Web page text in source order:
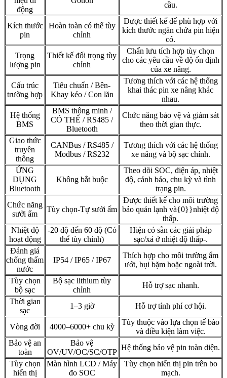
động
cầu.
Kích thước
pin
Hoàn toàn có thể tùy
chỉnh
Được thiết kế để phù hợp với
kích thước ngăn chứa pin hiện
có.
Trọng
lượng pin
Thiết kế đối trọng tùy
chỉnh
Chấn lưu tích hợp tùy chọn
cho các yêu cầu về độ ổn định
của xe nâng.
Cấu trúc
trường hợp
Tiêu chuẩn / Bên-
Khay kéo / Con lăn
Tương thích với các hệ thống
khai thác pin xe nâng khác
nhau.
Hệ thống
BMS
BMS thông minh /
CÓ THỂ / RS485 /
Bluetooth
Chức năng bảo vệ và giám sát
theo thời gian thực.
Giao thức
truyền
thông
CANBus / RS485 /
Modbus / RS232
Tương thích với các hệ thống
xe nâng và bộ sạc chính.
ỨNG
DỤNG
Bluetooth
Không bắt buộc
Theo dõi SOC, điện áp, nhiệt
độ, cảnh báo, chu kỳ và tình
trạng pin.
Chức năng
sưởi ấm
Tùy chọn-Tự sưởi ấm
Được thiết kế cho môi trường
bảo quản lạnh và{0}}nhiệt độ
thấp.
Nhiệt độ
hoạt động
-20 độ đến 60 độ (Có
thể tùy chỉnh)
Hiện có sẵn các giải pháp
sạc/xả ở nhiệt độ thấp-.
Đánh giá
chống thấm
nước
IP54 / IP65 / IP67
Thích hợp cho môi trường ẩm
ướt, bụi bặm hoặc ngoài trời.
Tùy chọn
bộ sạc
Bộ sạc lithium tùy
chỉnh
Hỗ trợ sạc nhanh.
Thời gian
sạc
1–3 giờ Hỗ trợ tính phí cơ hội.
Vòng đời 4000–6000+ chu kỳ
Tùy thuộc vào lựa chọn tế bào
và điều kiện làm việc.
Bảo vệ an
toàn
Bảo vệ
OV/UV/OC/SC/OTP
Hệ thống bảo vệ pin toàn diện.
Tùy chọn
hiển thị
Màn hình LCD / Máy
đo SOC
Tùy chọn hiển thị pin trên bo
mạch.